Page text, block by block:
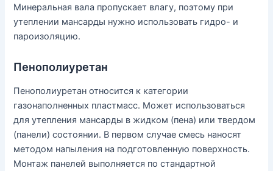
Минеральная вала пропускает влагу, поэтому при
утеплении мансарды нужно использовать гидро- и
пароизоляцию.
Пенополиуретан
Пенополиуретан относится к категории
газонаполненных пластмасс. Может использоваться
для утепления мансарды в жидком (пена) или твердом
(панели) состоянии. В первом случае смесь наносят
методом напыления на подготовленную поверхность.
Монтаж панелей выполняется по стандартной